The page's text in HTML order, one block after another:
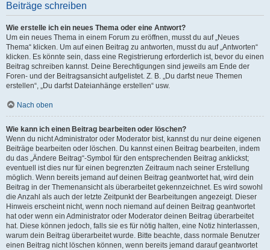
Beiträge schreiben
Wie erstelle ich ein neues Thema oder eine Antwort?
Um ein neues Thema in einem Forum zu eröffnen, musst du auf „Neues
Thema“ klicken. Um auf einen Beitrag zu antworten, musst du auf „Antworten“
klicken. Es könnte sein, dass eine Registrierung erforderlich ist, bevor du einen
Beitrag schreiben kannst. Deine Berechtigungen sind jeweils am Ende der
Foren- und der Beitragsansicht aufgelistet. Z. B. „Du darfst neue Themen
erstellen“, „Du darfst Dateianhänge erstellen“ usw.
Nach oben
Wie kann ich einen Beitrag bearbeiten oder löschen?
Wenn du nicht Administrator oder Moderator bist, kannst du nur deine eigenen
Beiträge bearbeiten oder löschen. Du kannst einen Beitrag bearbeiten, indem
du das „Ändere Beitrag“-Symbol für den entsprechenden Beitrag anklickst;
eventuell ist dies nur für einen begrenzten Zeitraum nach seiner Erstellung
möglich. Wenn bereits jemand auf deinen Beitrag geantwortet hat, wird dein
Beitrag in der Themenansicht als überarbeitet gekennzeichnet. Es wird sowohl
die Anzahl als auch der letzte Zeitpunkt der Bearbeitungen angezeigt. Dieser
Hinweis erscheint nicht, wenn noch niemand auf deinen Beitrag geantwortet
hat oder wenn ein Administrator oder Moderator deinen Beitrag überarbeitet
hat. Diese können jedoch, falls sie es für nötig halten, eine Notiz hinterlassen,
warum dein Beitrag überarbeitet wurde. Bitte beachte, dass normale Benutzer
einen Beitrag nicht löschen können, wenn bereits jemand darauf geantwortet